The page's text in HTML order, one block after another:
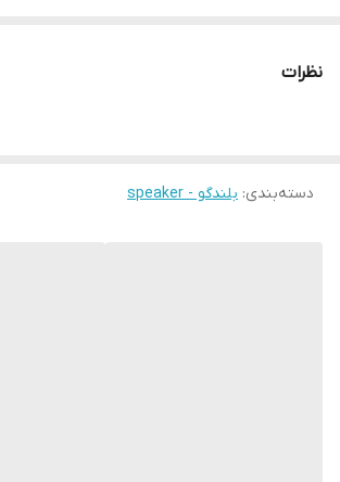
کانال پر قدرت راه اندازی گردد. خرید این بلندگوی
نظرات
دسته‌بندی: بلندگو - speaker